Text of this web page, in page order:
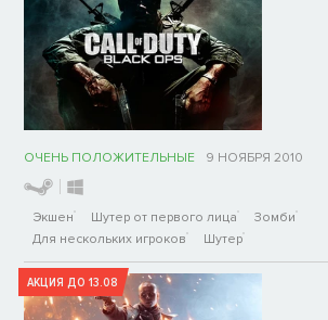
ОЧЕНЬ ПОЛОЖИТЕЛЬНЫЕ 9 НОЯБРЯ 2010
Экшен Шутер от первого лица
Зомби
Для нескольких игроков
Шутер
АКЦИЯ ДО 13.08